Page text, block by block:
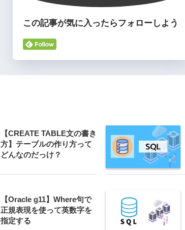
この記事が気に入ったらフォローしよう
【CREATE TABLE文の書き
方】テーブルの作り方って
どんなのだっけ？
【Oracle g11】Where句で
正規表現を使って英数字を
指定する